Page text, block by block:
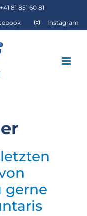
+41 81 851 60 81
Instagram
gerne